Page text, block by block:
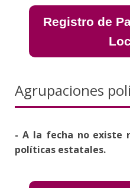
Registro de
Agrupaciones
- A la fecha no existe
políticas estatales.